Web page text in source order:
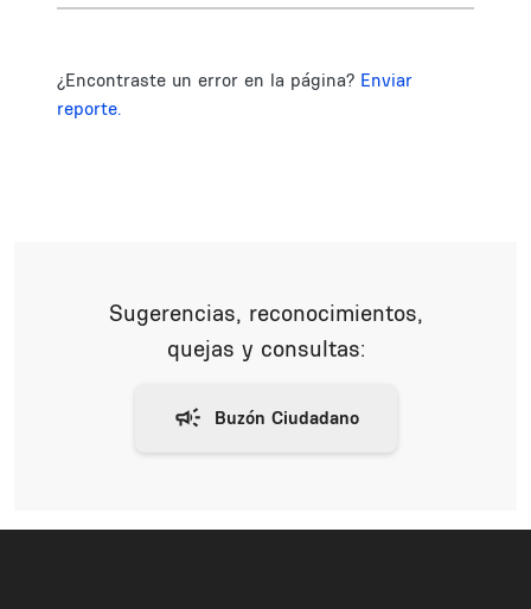
¿Encontraste un error en la página? Enviar
reporte.
Sugerencias, reconocimientos,
quejas y consultas: